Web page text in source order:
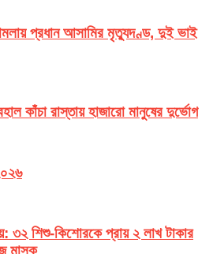
প্রধান আসামির মৃত্যুদণ্ড, দুই ভাই
কাঁচা রাস্তায় হাজারো মানুষের দুর্ভোগ
৩২ শিশু-কিশোরকে প্রায় ২ লাখ টাকার